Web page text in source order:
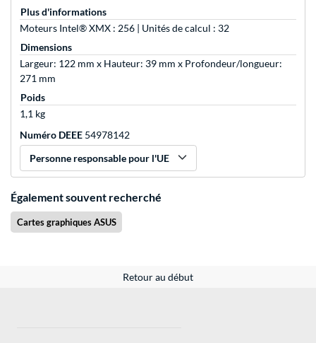
Plus d'informations
Moteurs Intel® XMX : 256 | Unités de calcul : 32
Dimensions
Largeur: 122 mm x Hauteur: 39 mm x Profondeur/longueur:
271 mm
Poids
1,1 kg
Numéro DEEE 54978142
Personne responsable pour l'UE
Également souvent recherché
Cartes graphiques ASUS
Retour au début